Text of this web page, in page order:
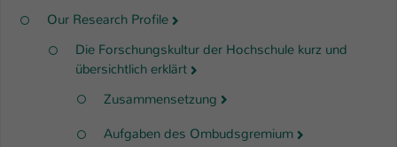
Our Research Profile
Die Forschungskultur der Hochschule kurz und
übersichtlich erklärt
Zusammensetzung
Aufgaben des Ombudsgremium